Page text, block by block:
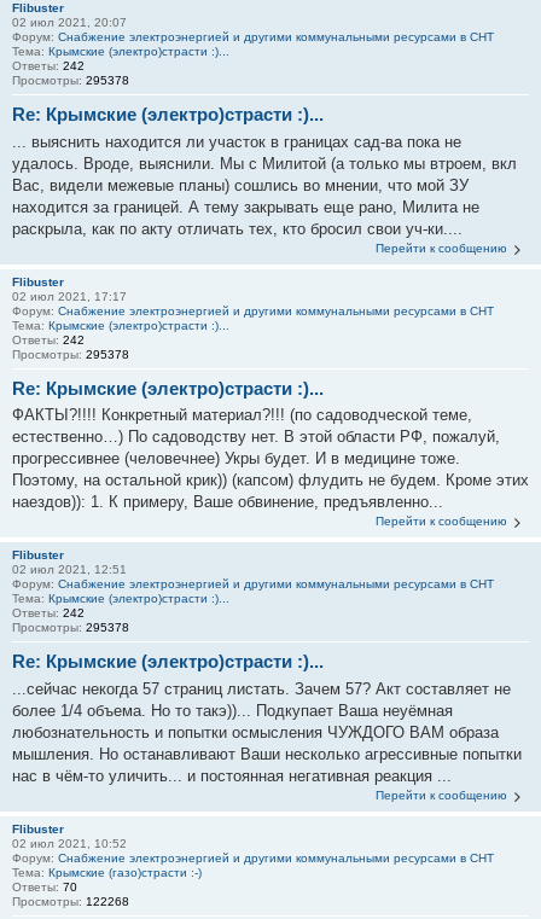
Flibuster
02 июл 2021, 20:07
Форум: Снабжение электроэнергией и другими коммунальными ресурсами в СНТ
Тема: Крымские (электро)страсти :)...
Ответы: 242
Просмотры: 295378
Re: Крымские (электро)страсти :)...
... выяснить находится ли участок в границах сад-ва пока не
удалось. Вроде, выяснили. Мы с Милитой (а только мы втроем, вкл
Вас, видели межевые планы) сошлись во мнении, что мой ЗУ
находится за границей. А тему закрывать еще рано, Милита не
раскрыла, как по акту отличать тех, кто бросил свои уч-ки....
Перейти к сообщению
Flibuster
02 июл 2021, 17:17
Форум: Снабжение электроэнергией и другими коммунальными ресурсами в СНТ
Тема: Крымские (электро)страсти :)...
Ответы: 242
Просмотры: 295378
Re: Крымские (электро)страсти :)...
ФАКТЫ?!!!! Конкретный материал?!!! (по садоводческой теме,
естественно…) По садоводству нет. В этой области РФ, пожалуй,
прогрессивнее (человечнее) Укры будет. И в медицине тоже.
Поэтому, на остальной крик)) (капсом) флудить не будем. Кроме этих
наездов)): 1. К примеру, Ваше обвинение, предъявленно...
Перейти к сообщению
Flibuster
02 июл 2021, 12:51
Форум: Снабжение электроэнергией и другими коммунальными ресурсами в СНТ
Тема: Крымские (электро)страсти :)...
Ответы: 242
Просмотры: 295378
Re: Крымские (электро)страсти :)...
...сейчас некогда 57 страниц листать. Зачем 57? Акт составляет не
более 1/4 объема. Но то такэ))... Подкупает Ваша неуёмная
любознательность и попытки осмысления ЧУЖДОГО ВАМ образа
мышления. Но останавливают Ваши несколько агрессивные попытки
нас в чём-то уличить... и постоянная негативная реакция ...
Перейти к сообщению
Flibuster
02 июл 2021, 10:52
Форум: Снабжение электроэнергией и другими коммунальными ресурсами в СНТ
Тема: Крымские (газо)страсти :-)
Ответы: 70
Просмотры: 122268